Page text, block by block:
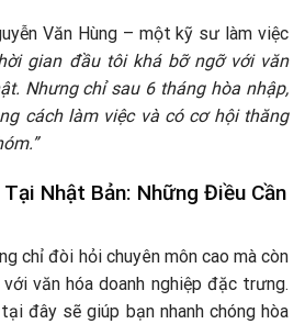
Văn Hùng – một kỹ sư làm việc
gian đầu tôi khá bỡ ngỡ với văn
Nhưng chỉ sau 6 tháng hòa nhập,
cách làm việc và có cơ hội thăng
Nhật Bản: Những Điều Cần
chỉ đòi hỏi chuyên môn cao mà còn
văn hóa doanh nghiệp đặc trưng.
đây sẽ giúp bạn nhanh chóng hòa